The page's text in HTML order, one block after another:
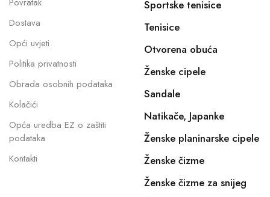
Dostava
Opći uvjeti
Politika privatnosti
Obrada osobnih podataka
Kolačići
Opća uredba EZ o zaštiti
podataka
Kontakti
Sportske tenisice
Tenisice
Otvorena obuća
Ženske cipele
Sandale
Natikače, Japanke
Ženske planinarske cipele
Ženske čizme
Ženske čizme za snijeg